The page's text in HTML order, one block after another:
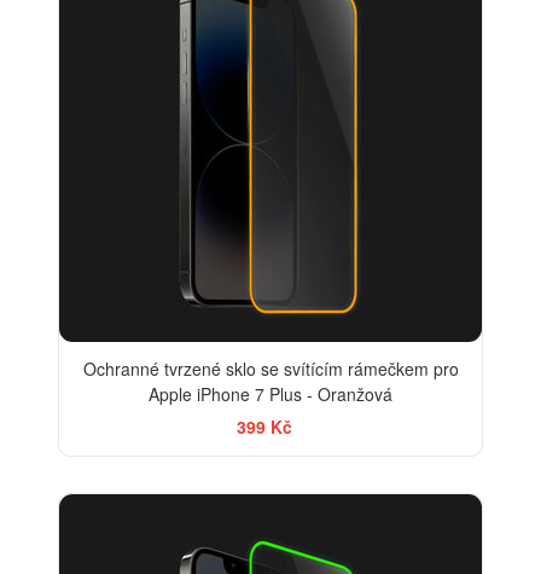
Ochranné tvrzené sklo se svítícím rámečkem pro
Apple iPhone 7 Plus - Oranžová
399 Kč